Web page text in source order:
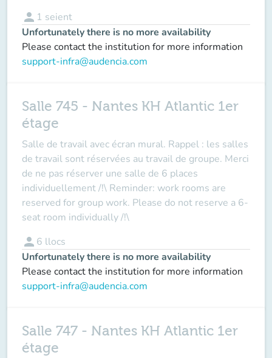
person 1 seient
Unfortunately there is no more availability
Please contact the institution for more information
support-infra@audencia.com
Salle 745 - Nantes KH Atlantic 1er
étage
Salle de travail avec écran mural. Rappel : les salles
de travail sont réservées au travail de groupe. Merci
de ne pas réserver une salle de 6 places
individuellement /!\ Reminder: work rooms are
reserved for group work. Please do not reserve a 6-
seat room individually /!\
person 6 llocs
Unfortunately there is no more availability
Please contact the institution for more information
support-infra@audencia.com
Salle 747 - Nantes KH Atlantic 1er
étage